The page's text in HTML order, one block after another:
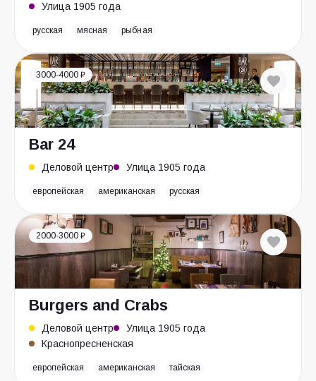
Улица 1905 года
русская мясная рыбная
3000-4000 ₽
Bar 24
Деловой центр Улица 1905 года
европейская американская русская
2000-3000 ₽
Burgers and Crabs
Деловой центр
Улица 1905 года
Краснопресненская
европейская американская тайская